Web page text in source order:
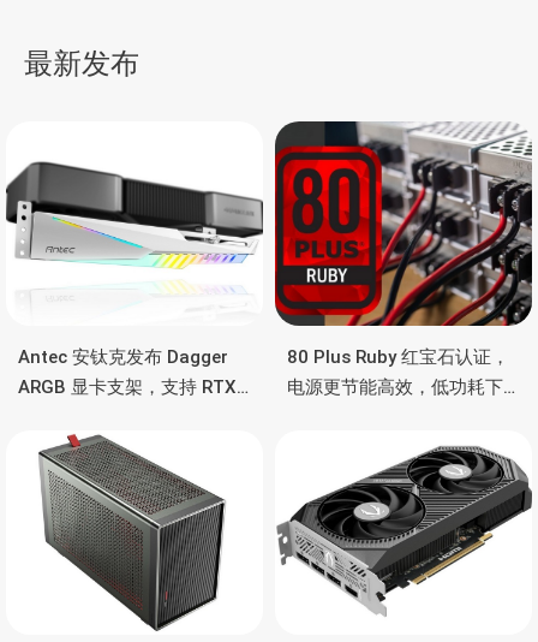
航
最新发布
Antec 安钛克发布 Dagger
ARGB 显卡支架，支持 RTX
彩灯效
80 Plus Ruby 红宝石认证，
电源更节能高效，低功耗下